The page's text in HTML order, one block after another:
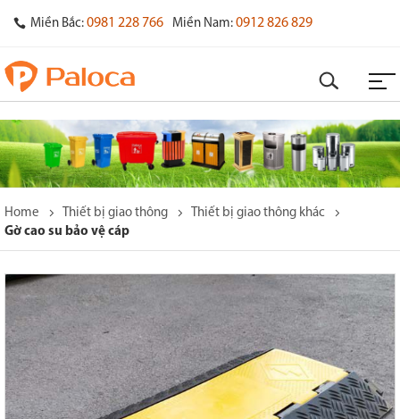
Miền Bắc: 0981 228 766 Miền Nam: 0912 826 829
Home Thiết bị giao thông
Thiết bị giao thông khác
Gờ cao su bảo vệ cáp